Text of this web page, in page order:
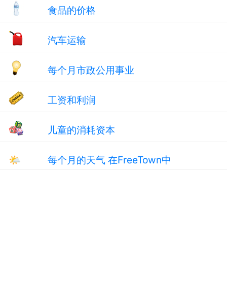
食品的价格
汽车运输
每个月市政公用事业
工资和利润
儿童的消耗资本
🌤 每个月的天气 在FreeTown中